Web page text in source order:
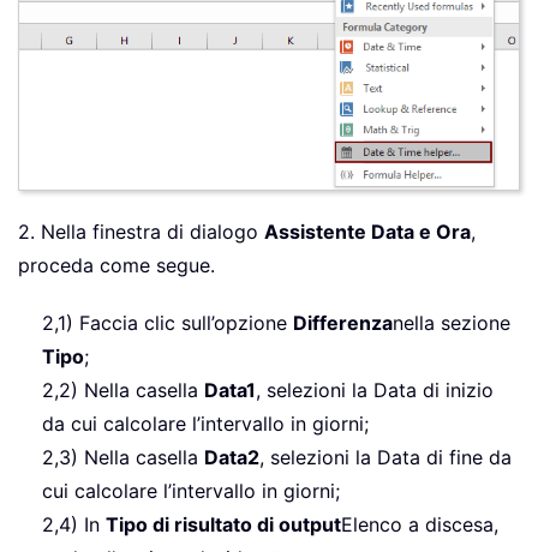
2. Nella finestra di dialogo Assistente Data e Ora,
proceda come segue.
2,1) Faccia clic sull’opzione Differenzanella sezione
Tipo;
2,2) Nella casella Data1, selezioni la Data di inizio
da cui calcolare l’intervallo in giorni;
2,3) Nella casella Data2, selezioni la Data di fine da
cui calcolare l’intervallo in giorni;
2,4) In Tipo di risultato di outputElenco a discesa,